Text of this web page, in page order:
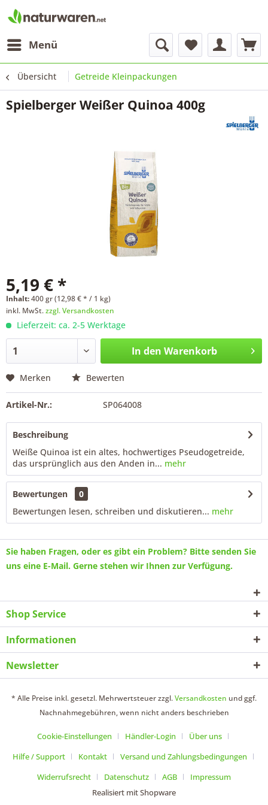
Menü
Übersicht Getreide Kleinpackungen
Spielberger Weißer Quinoa 400g
5,19 € *
Inhalt:400 gr (12,98 € * / 1 kg)
inkl. MwSt.zzgl. Versandkosten
Lieferzeit: ca. 2-5 Werktage
In den Warenkorb
Merken Bewerten
Artikel-Nr.: SP064008
Beschreibung
Weiße Quinoa ist ein altes, hochwertiges Pseudogetreide,
das ursprünglich aus den Anden in... mehr
Bewertungen
0
Bewertungen lesen, schreiben und diskutieren... mehr
Sie haben Fragen, oder es gibt ein Problem? Bitte senden Sie
uns eine E-Mail. Gerne stehen wir Ihnen zur Verfügung.
Shop Service
Informationen
Newsletter
* Alle Preise inkl. gesetzl. Mehrwertsteuer zzgl.Versandkosten und ggf.
Nachnahmegebühren, wenn nicht anders beschrieben
Cookie-Einstellungen Händler-Login
Über uns
Hilfe / Support
Kontakt
Versand und Zahlungsbedingungen
Widerrufsrecht
Datenschutz AGB
Impressum
Realisiert mit Shopware